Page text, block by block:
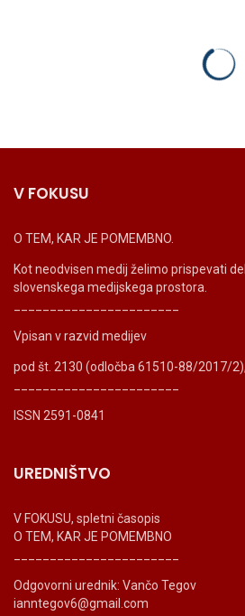
V FOKUSU
O TEM, KAR JE POMEMBNO.
Kot neodvisen medij želimo prispevati
slovenskega medijskega prostora.
Vpisan v razvid medijev
pod št. 2130 (odločba 61510-88/2017/
ISSN 2591-0841
UREDNIŠTVO
V FOKUSU, spletni časopis
O TEM, KAR JE POMEMBNO
Odgovorni urednik: Vančo Tegov
ianntegov6@gmail.com